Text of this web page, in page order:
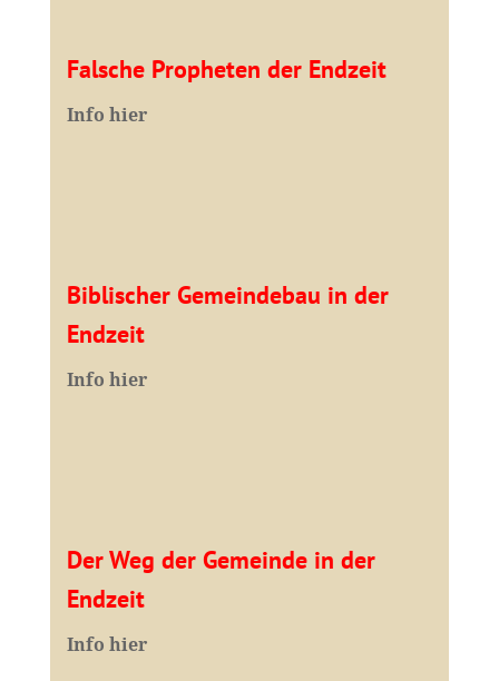
Falsche Propheten der Endzeit
Info hier
Biblischer Gemeindebau in der
Endzeit
Info hier
Der Weg der Gemeinde in der
Endzeit
Info hier